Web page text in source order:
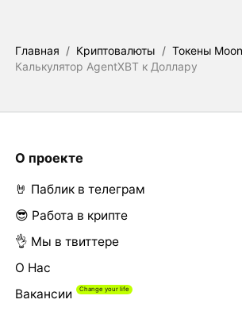
Главная / Криптовалюты / Токены
Калькулятор AgentXBT к Доллару
О проекте
🤘 Паблик в телеграм
😎 Работа в крипте
👌 Мы в твиттере
О Нас
Вакансии